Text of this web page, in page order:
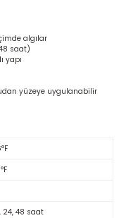
algılar
saat)
yapı
yüzeye uygulanabilir
24, 48 saat